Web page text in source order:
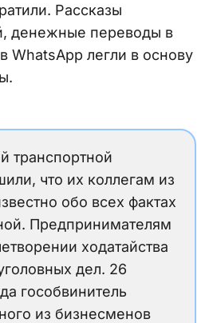
Рассказы
денежные переводы в
WhatsApp легли в основу
транспортной
что их коллегам из
обо всех фактах
Предпринимателям
ходатайства
дел. 26
гособвинитель
из бизнесменов